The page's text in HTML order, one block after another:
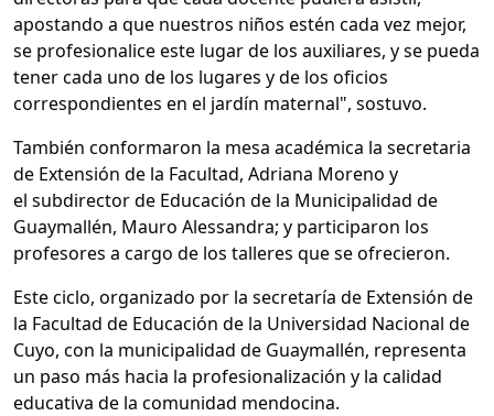
apostando a que nuestros niños estén cada vez mejor,
se profesionalice este lugar de los auxiliares, y se pueda
tener cada uno de los lugares y de los oficios
correspondientes en el jardín maternal", sostuvo.
También conformaron la mesa académica la secretaria
de Extensión de la Facultad, Adriana Moreno y
el subdirector de Educación de la Municipalidad de
Guaymallén, Mauro Alessandra; y participaron los
profesores a cargo de los talleres que se ofrecieron.
Este ciclo, organizado por la secretaría de Extensión de
la Facultad de Educación de la Universidad Nacional de
Cuyo, con la municipalidad de Guaymallén, representa
un paso más hacia la profesionalización y la calidad
educativa de la comunidad mendocina.